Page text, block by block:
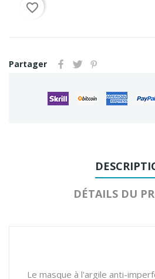
favorite_border
Partager
DÉTAILS DU
Le masque à l'argile anti-